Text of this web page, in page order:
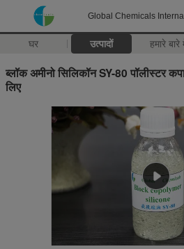
Global Chemicals
घर उत्पादों हमारे बारे
ब्लॉक अमीनो सिलिकॉन SY-80 पॉलीस्टर
लिए